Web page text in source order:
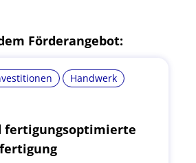
Förderangebot:
Handwerk
fertigungsoptimierte